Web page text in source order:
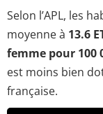
Selon l’APL, les
moyenne à 13.6
femme pour 100
est moins bien
française.